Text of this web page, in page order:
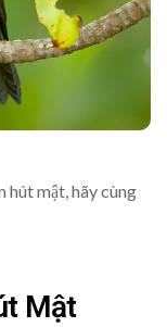
hút mật, hãy cùng
Mật